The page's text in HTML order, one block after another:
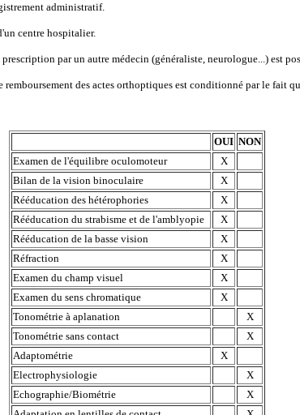
administratif.
centre hospitalier.
par un autre médecin (généraliste, neurologue...) est
remboursement des actes orthoptiques est conditionné par le fait
OUI NON
Examen de l'équilibre oculomoteur
X
Bilan de la vision binoculaire
X
Rééducation des hétérophories
X
Rééducation du strabisme et de l'amblyopie
X
Rééducation de la basse vision
X
Réfraction
X
Examen du champ visuel
X
Examen du sens chromatique
X
Tonométrie à aplanation
X
Tonométrie sans contact
X
Adaptométrie
X
Electrophysiologie
X
Echographie/Biométrie
X